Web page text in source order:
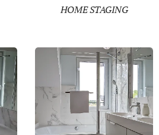
HOME STAGING